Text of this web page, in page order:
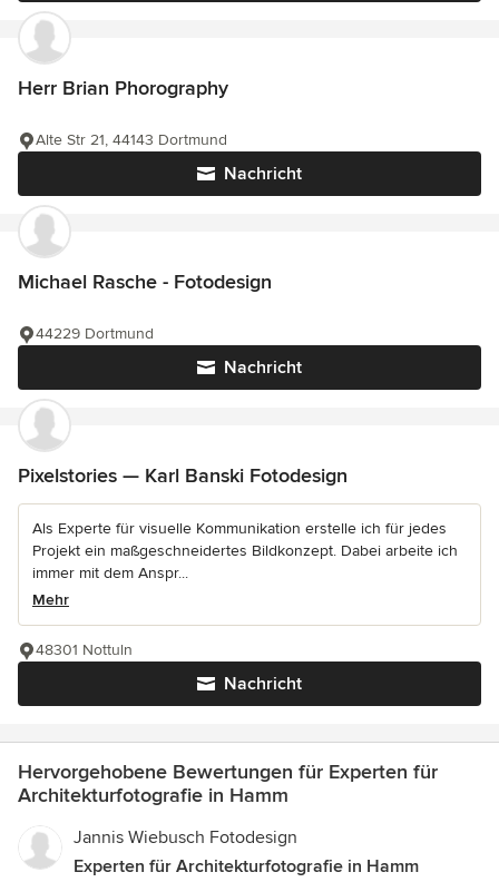
Herr Brian Phorography
Nachricht
Alte Str 21, 44143 Dortmund
Michael Rasche - Fotodesign
Nachricht
44229 Dortmund
Pixelstories — Karl Banski Fotodesign
Als Experte für visuelle Kommunikation erstelle ich für jedes
Projekt ein maßgeschneidertes Bildkonzept. Dabei arbeite ich
immer mit dem Anspr...
Mehr
Nachricht
48301 Nottuln
Hervorgehobene Bewertungen für Experten für
Architekturfotografie in Hamm
Jannis Wiebusch Fotodesign
Experten für Architekturfotografie in Hamm